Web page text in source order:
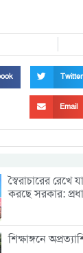
Twitter
Email
স্বৈরাচারের রেখে
করছে সরকার:
শিক্ষাঙ্গনে